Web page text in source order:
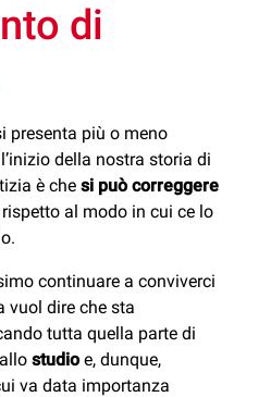
di
presenta più o meno
della nostra storia di
è che si può correggere
al modo in cui ce lo
continuare a conviverci
vuol dire che sta
tutta quella parte di
studioe, dunque,
va data importanza